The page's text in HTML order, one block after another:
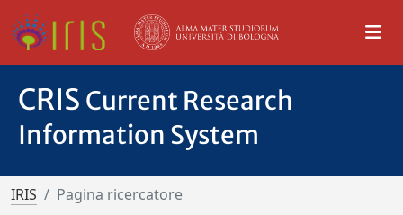
CRIS Current Research
Information System
IRIS Pagina ricercatore